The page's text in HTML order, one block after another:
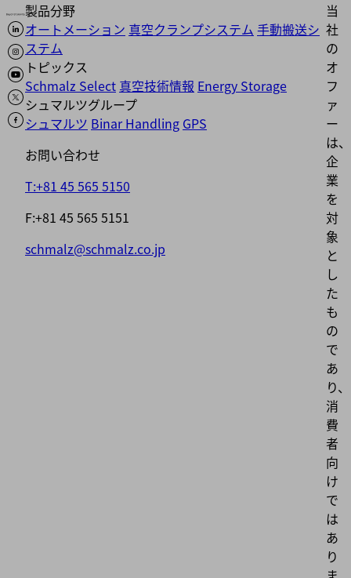
製品分野
オートメーション 真空クランプシステム 手動搬送シ
ステム
トピックス
Schmalz Select 真空技術情報 Energy Storage
シュマルツグループ
シュマルツ Binar Handling GPS
お問い合わせ
T:+81 45 565 5150
F:+81 45 565 5151
schmalz@schmalz.co.jp
当
社
の
オ
フ
ァ
ー
は、
企
業
を
対
象
と
し
た
も
の
で
あ
り、
消
費
者
向
け
で
は
あ
り